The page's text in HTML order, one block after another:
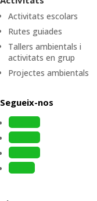
Activitats escolars
Rutes guiades
Tallers ambientals i
activitats en grup
Projectes ambientals
Segueix-nos
Follow
Follow
Follow
Follow